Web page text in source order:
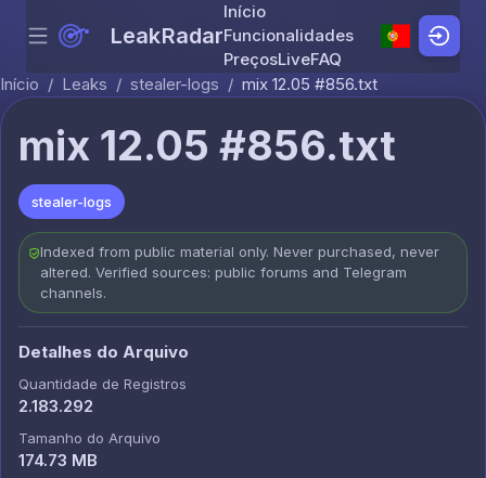
Skip to content
Menu LeakRadar
Início
Funcionalidades
PreçosLiveFAQ
Início / Leaks / stealer-logs / mix 12.05 #856.txt
mix 12.05 #856.txt
stealer-logs
Indexed from public material only. Never purchased, never
altered. Verified sources: public forums and Telegram
channels.
Detalhes do Arquivo
Quantidade de Registros
2.183.292
Tamanho do Arquivo
174.73 MB